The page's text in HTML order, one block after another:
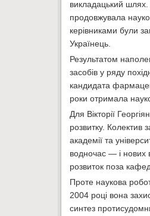
викладацький
продовжувала
керівниками були
Українець.
Результатом
засобів у ряду
кандидата
роки отримала
Для Вікторії
розвитку. Колектив
академії та
водночас — і нових
розвиток поза
Проте наукова
2004 році вона
синтез